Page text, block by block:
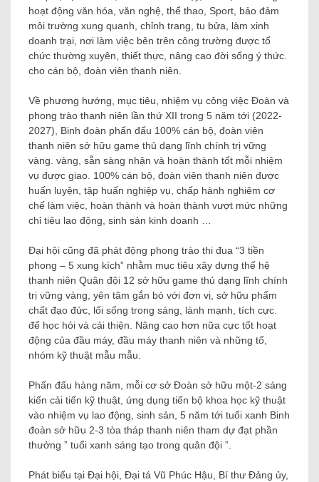
hoạt động văn hóa, văn nghệ, thể thao, Sport, bảo đảm
môi trường xung quanh, chỉnh trang, tu bửa, làm xinh
doanh trại, nơi làm việc bên trên công trường được tổ
chức thường xuyên, thiết thực, nâng cao đời sống ý thức.
cho cán bộ, đoàn viên thanh niên.
Về phương hướng, mục tiêu, nhiệm vụ công việc Đoàn và
phong trào thanh niên lần thứ XII trong 5 năm tới (2022-
2027), Binh đoàn phấn đấu 100% cán bộ, đoàn viên
thanh niên sở hữu game thủ dạng lĩnh chính trị vững
vàng. vàng, sẵn sàng nhận và hoàn thành tốt mỗi nhiệm
vụ được giao. 100% cán bộ, đoàn viên thanh niên được
huấn luyện, tập huấn nghiệp vụ, chấp hành nghiêm cơ
chế làm việc, hoàn thành và hoàn thành vượt mức những
chỉ tiêu lao động, sinh sản kinh doanh …
Đại hội cũng đã phát động phong trào thi đua “3 tiền
phong – 5 xung kích” nhằm mục tiêu xây dựng thế hệ
thanh niên Quân đội 12 sở hữu game thủ dạng lĩnh chính
trị vững vàng, yên tâm gắn bó với đơn vị, sở hữu phẩm
chất đạo đức, lối sống trong sáng, lành mạnh, tích cực.
để học hỏi và cải thiện. Nâng cao hơn nữa cực tốt hoạt
động của đầu máy, đầu máy thanh niên và những tổ,
nhóm kỹ thuật mẫu mẫu.
Phấn đấu hàng năm, mỗi cơ sở Đoàn sở hữu một-2 sáng
kiến ​​cải tiến kỹ thuật, ứng dụng tiến bộ khoa học kỹ thuật
vào nhiệm vụ lao động, sinh sản, 5 năm tới tuổi xanh Binh
đoàn sở hữu 2-3 tòa tháp thanh niên tham dự đạt phần
thưởng ” tuổi xanh sáng tạo trong quân đội ”.
Phát biểu tại Đại hội, Đại tá Vũ Phúc Hậu, Bí thư Đảng ủy,